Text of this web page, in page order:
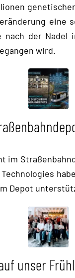
eine
der Nadel
wird.
im
Depot
unser